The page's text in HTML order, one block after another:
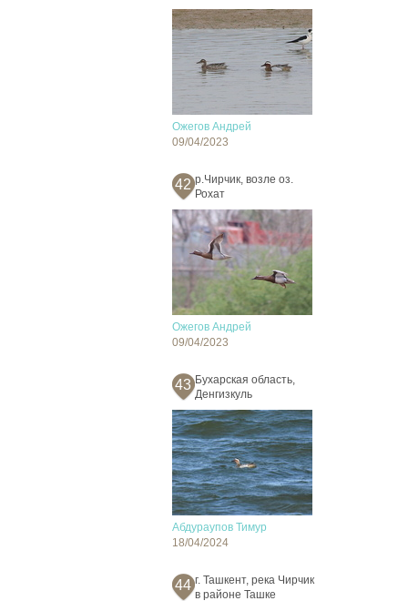
Ожегов Андрей
09/04/2023
42 р.Чирчик, возле оз.
Рохат
Ожегов Андрей
09/04/2023
43 Бухарская область,
Денгизкуль
Абдураупов Тимур
18/04/2024
44 г. Ташкент, река Чирчик
в районе Ташке